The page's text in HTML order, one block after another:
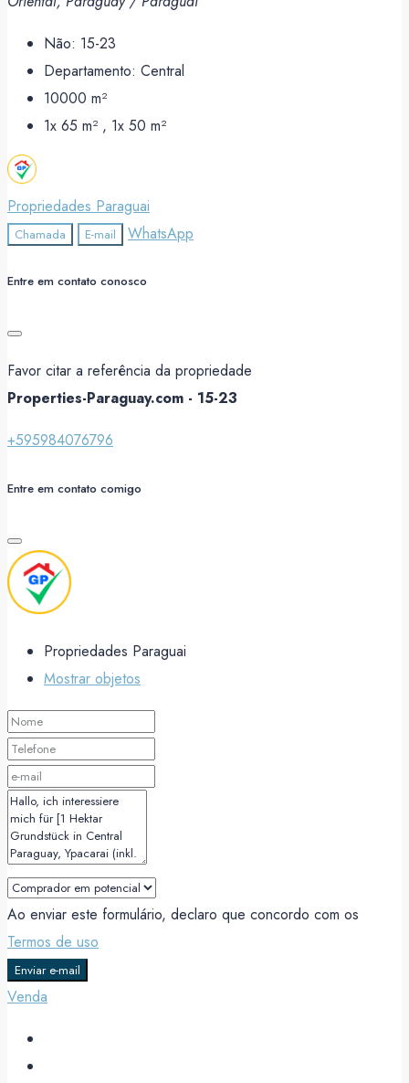
Não: 15-23
Departamento: Central
10000 m²
1x 65 m² , 1x 50 m²
Propriedades Paraguai
Chamada E-mail WhatsApp
Entre em contato conosco
Favor citar a referência da propriedade
Properties-Paraguay.com - 15-23
+595984076796
Entre em contato comigo
Propriedades Paraguai
Mostrar objetos
Ao enviar este formulário, declaro que concordo com os
Termos de uso
Enviar e-mail
Venda